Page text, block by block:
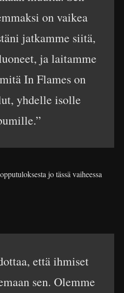
on vaikea
jatkamme siitä,
ja laitamme
In Flames on
yhdelle isolle
jo tässä vaiheessa
että ihmiset
sen. Olemme